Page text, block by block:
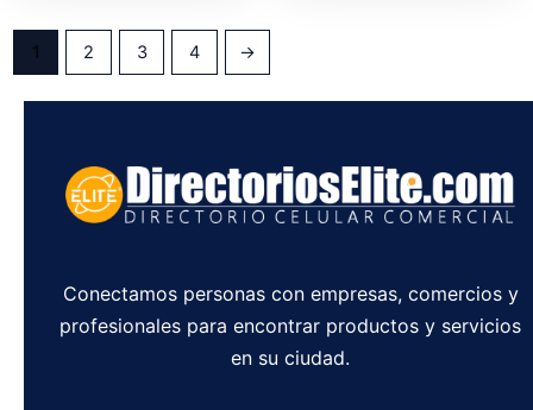
1 2 3 4 →
Conectamos personas con empresas, comercios y
profesionales para encontrar productos y servicios
en su ciudad.